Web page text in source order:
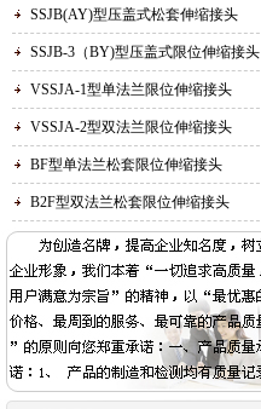
SSJB(AY)型压盖式松套伸缩接头
SSJB-3（BY)型压盖式限位伸缩接头
VSSJA-1型单法兰限位伸缩接头
VSSJA-2型双法兰限位伸缩接头
BF型单法兰松套限位伸缩接头
B2F型双法兰松套限位伸缩接头